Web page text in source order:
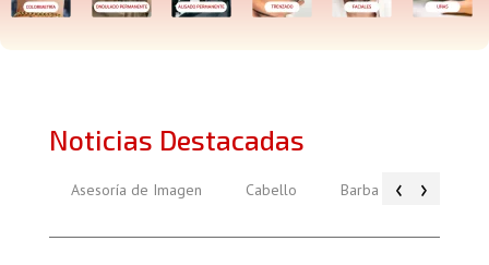
Noticias Destacadas
‹
Asesoría de Imagen Cabello Barba Piel
›